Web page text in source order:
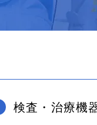
検査・治療機